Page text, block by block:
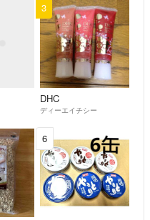
3
DHC
ディーエイチシー
6